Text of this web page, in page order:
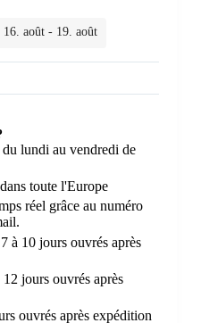
août - 19. août
lundi au vendredi de
toute l'Europe
réel grâce au numéro
à 10 jours ouvrés après
jours ouvrés après
ouvrés après expédition